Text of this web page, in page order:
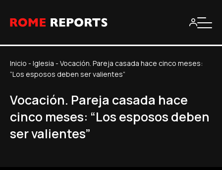
Inicio - Iglesia - Vocación. Pareja casada hace cinco meses:
“Los esposos deben ser valientes”
Vocación. Pareja casada hace
cinco meses: “Los esposos deben
ser valientes”